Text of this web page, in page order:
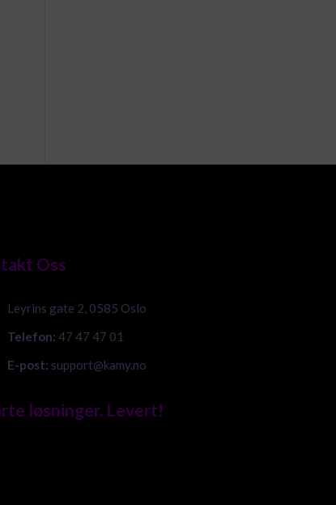
Oss
Leyrins gate 2, 0585 Oslo
Telefon: 47 47 47 01
E-post: support@kamy.no
løsninger. Levert!